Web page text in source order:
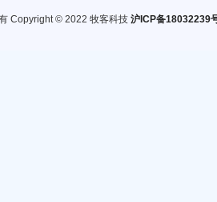
Copyright © 2022 牧客科技 沪ICP备18032239